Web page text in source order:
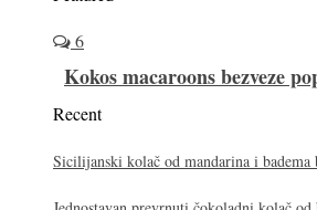
6
Kokos macaroons bezveze
Recent
Sicilijanski kolač od mandarina i badema